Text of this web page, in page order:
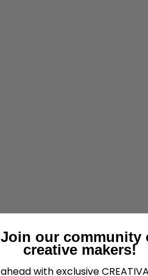
could be placed in the
Join our community
creative makers!
with exclusive